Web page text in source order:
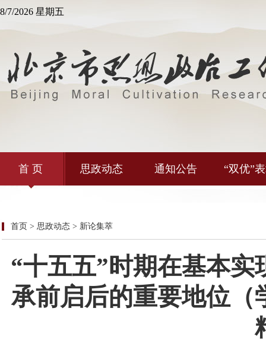
8/7/2026 星期五
首 页 思政动态 通知公告 “双优”
首页 > 思政动态 > 新论集萃
“十五五”时期在基本
承前启后的重要地位（